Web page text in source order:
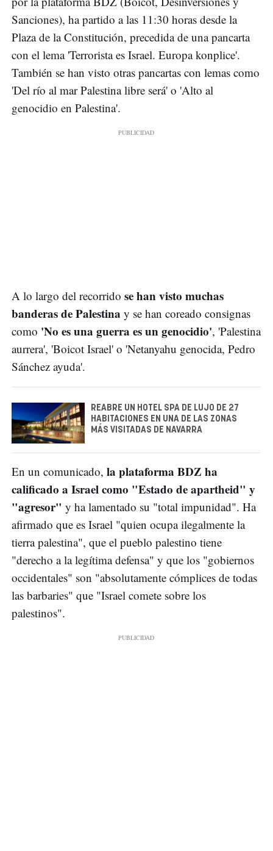
Sanciones), ha partido a las 11:30 horas desde la
Plaza de la Constitución, precedida de una pancarta
con el lema 'Terrorista es Israel. Europa konplice'.
También se han visto otras pancartas con lemas como
'Del río al mar Palestina libre será' o 'Alto al
genocidio en Palestina'.
A lo largo del recorrido se han visto muchas
banderas de Palestina y se han coreado consignas
como 'No es una guerra es un genocidio', 'Palestina
aurrera', 'Boicot Israel' o 'Netanyahu genocida, Pedro
Sánchez ayuda'.
REABRE UN HOTEL SPA DE LUJO DE 27
HABITACIONES EN UNA DE LAS ZONAS
MÁS VISITADAS DE NAVARRA
En un comunicado, la plataforma BDZ ha
calificado a Israel como "Estado de apartheid" y
"agresor" y ha lamentado su "total impunidad". Ha
afirmado que es Israel "quien ocupa ilegalmente la
tierra palestina", que el pueblo palestino tiene
"derecho a la legítima defensa" y que los "gobiernos
occidentales" son "absolutamente cómplices de todas
las barbaries" que "Israel comete sobre los
palestinos".